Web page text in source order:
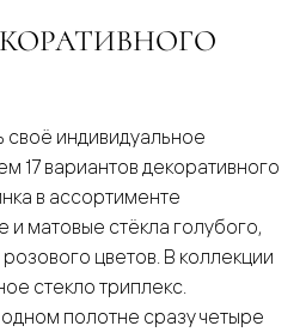
своё индивидуальное
17 вариантов декоративного
в ассортименте
матовые стёкла голубого,
цветов. В коллекции
стекло триплекс.
полотне сразу четыре